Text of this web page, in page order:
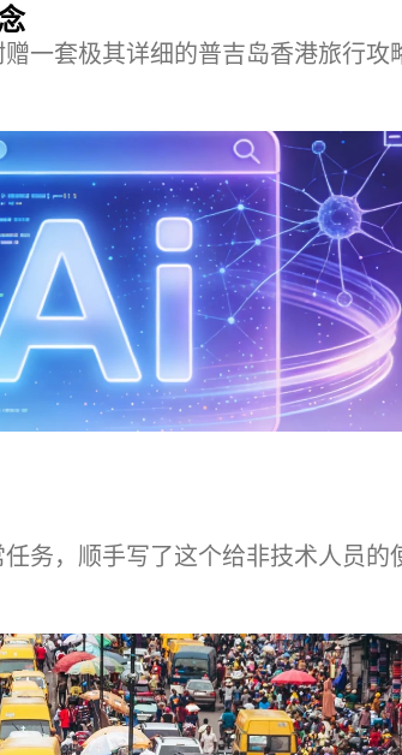
一套极其详细的普吉岛香港旅行攻
务，顺手写了这个给非技术人员的